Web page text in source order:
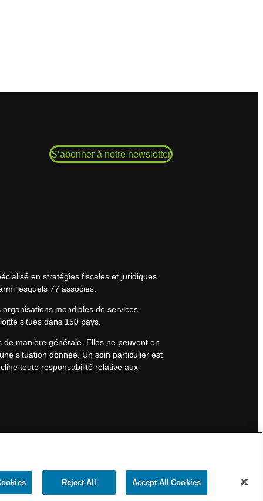
S’abonner à notre newsletter
en stratégies fiscales et juridiques
lesquels 77 associés.
mondiales de services
situés dans 150 pays.
manière générale. Elles ne peuvent en
situation donnée. Un soin particulier est
toute responsabilité relative aux
Reject All Accept All Cookies